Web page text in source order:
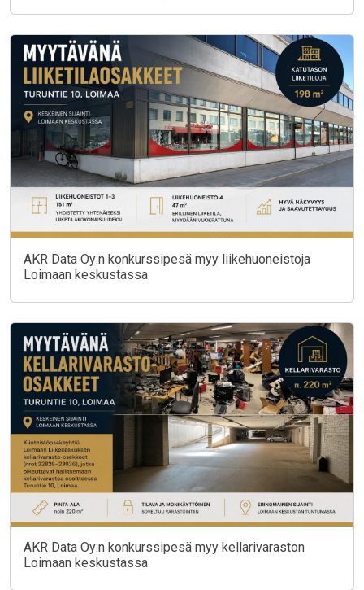
AKR Data Oy:n konkurssipesä myy liikehuoneistoja
Loimaan keskustassa
AKR Data Oy:n konkurssipesä myy kellarivaraston
Loimaan keskustassa